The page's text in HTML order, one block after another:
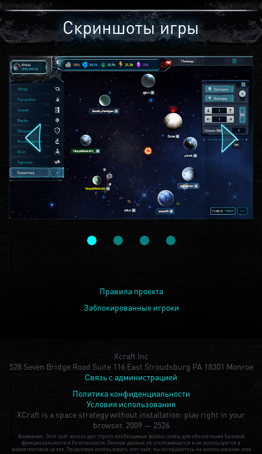
Скриншоты игры
Правила проекта
Заблокированные игроки
Xcraft Inc
528 Seven Bridge Road Suite 116 East Stroudsburg PA 18301 Monroe
Связь с администрацией
Политика конфиденциальности
Условия использования
XCraft is a space strategy without installation: play right in your
browser. 2009 — 2526
Внимание: Этот сайт использует строго необходимые файлы cookie для обеспечения базовой
функциональности и безопасности. Личные данные не отслеживаются и не используются в
маркетинговых целях. Продолжая использовать этот сайт, вы соглашаетесь на использование этих